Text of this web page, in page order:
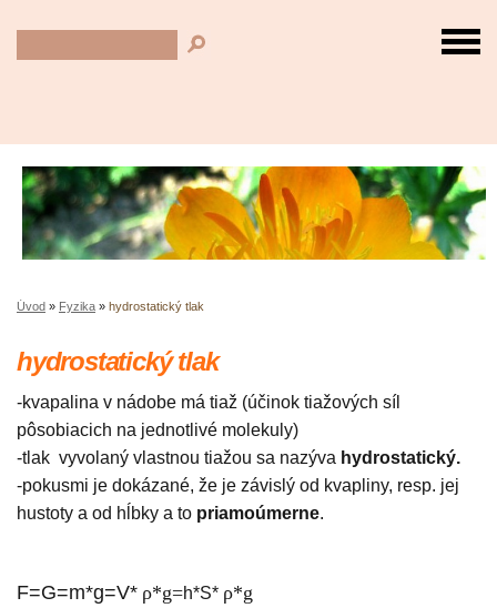
Úvod » Fyzika » hydrostatický tlak
hydrostatický tlak
-kvapalina v nádobe má tiaž (účinok tiažových síl
pôsobiacich na jednotlivé molekuly)
-tlak vyvolaný vlastnou tiažou sa nazýva hydrostatický.
-pokusmi je dokázané, že je závislý od kvapliny, resp. jej
hustoty a od hĺbky a to priamoúmerne.
F=G=m*g=V* ρ*g=h*S* ρ*g